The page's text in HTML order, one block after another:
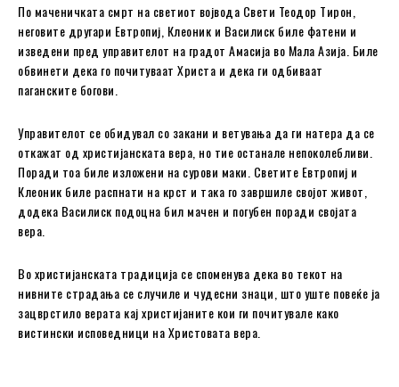
По маченичката смрт на светиот војвода Свети Теодор Тирон,
неговите другари Евтропиј, Клеоник и Василиск биле фатени и
изведени пред управителот на градот Амасија во Мала Азија. Биле
обвинети дека го почитуваат Христа и дека ги одбиваат
паганските богови.
Управителот се обидувал со закани и ветувања да ги натера да се
откажат од христијанската вера, но тие останале непоколебливи.
Поради тоа биле изложени на сурови маки. Светите Евтропиј и
Клеоник биле распнати на крст и така го завршиле својот живот,
додека Василиск подоцна бил мачен и погубен поради својата
вера.
Во христијанската традиција се споменува дека во текот на
нивните страдања се случиле и чудесни знаци, што уште повеќе ја
зацврстило верата кај христијаните кои ги почитувале како
вистински исповедници на Христовата вера.